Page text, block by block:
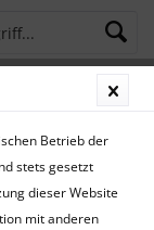
04421 773770
Betrieb der
stets gesetzt
dieser Website
mit anderen